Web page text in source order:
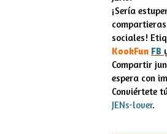
u
b
e
b
o
o
k
¡Sería
sociales!
KookFun FB
Compartir
espera con
Conviértete
JENs-lover.